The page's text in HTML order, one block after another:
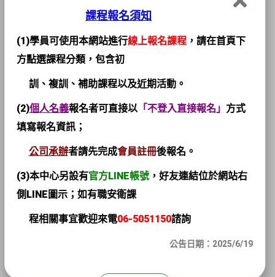
課程報名須知
(1)學員可使用本網站進行線上報名課程，請在首頁下
方點選課程分類，包含初
訓、複訓、補助課程以及近期活動。
(2)個人名義報名者可直接以「不登入直接報名」 方式
填寫報名資訊；
公司承辦者請先完成會員註冊後報名。
(3)本中心另設有官方LINE帳號， 好友連結位於網站右
側LINE圖示；如有職安衛課
程相關事宜歡迎來電06-5051150諮詢
公告日期：2025/6/19